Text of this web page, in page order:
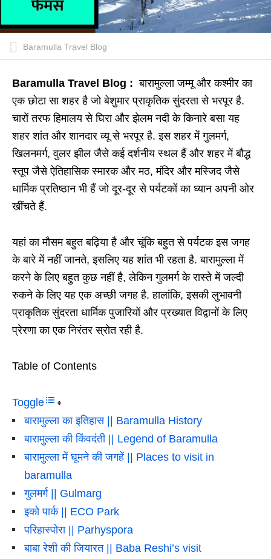
Baramulla Travel Blog
Baramulla Travel Blog : बारामुल्ला जम्मू और कश्मीर का
एक छोटा सा शहर है जो बेशुमार प्राकृतिक सुंदरता से भरपूर है.
चारों तरफ हिमालय से घिरा और झेलम नदी के किनारे बसा यह
शहर शांत और शानदार व्यू से भरपूर है. इस शहर में गुलमर्ग,
खिलनमर्ग, वुलर झील जैसे कई दर्शनीय स्थल हैं और शहर में बौद्ध
स्तूप जैसे ऐतिहासिक स्मारक और मठ, मंदिर और मस्जिद जैसे
धार्मिक प्रतिष्ठान भी हैं जो दूर-दूर से पर्यटकों का ध्यान अपनी ओर
खींचते हैं.
यहां का मौसम बहुत बढ़िया है और चूंकि बहुत से पर्यटक इस जगह
के बारे में नहीं जानते, इसलिए यह शांत भी रहता है. बारामुल्ला में
करने के लिए बहुत कुछ नहीं है, लेकिन गुलमर्ग के रास्ते में जल्दी
रुकने के लिए यह एक अच्छी जगह है. हालांकि, इसकी लुभावनी
प्राकृतिक सुंदरता धार्मिक पुजारियों और प्रख्यात विद्वानों के लिए
प्रेरणा का एक निरंतर स्रोत रही है.
Table of Contents
Toggle
बारामुल्ला का इतिहास || Baramulla History
बारामुल्ला की किंवदंती || Legend of Baramulla
बारामुल्ला में घूमने की जगहें || Places to visit in
baramulla
गुलमर्ग || Gulmarg
इको पार्क || ECO Park
परिहास्पोरा || Parhyspora
बाबा रेशी की जियारत || Baba Reshi’s visit